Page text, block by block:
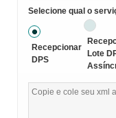
Selecione qual o
Recepcionar
DPS
Lote